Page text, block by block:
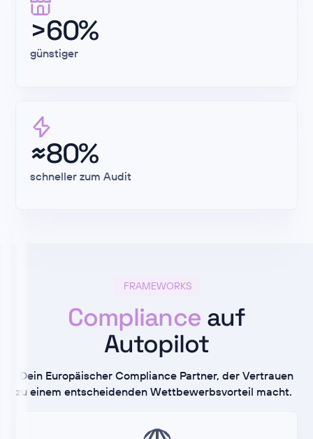
>60%
günstiger
≈80%
schneller zum Audit
FRAMEWORKS
Compliance auf
Autopilot
Dein Europäischer Compliance Partner, der Vertrauen
zu einem entscheidenden Wettbewerbsvorteil macht.